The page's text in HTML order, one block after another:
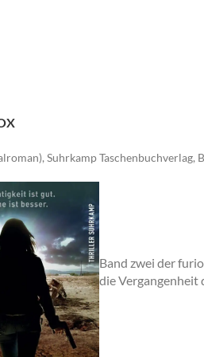
Suhrkamp Taschenbuchverlag,
Band zwei der
die Vergangenheit